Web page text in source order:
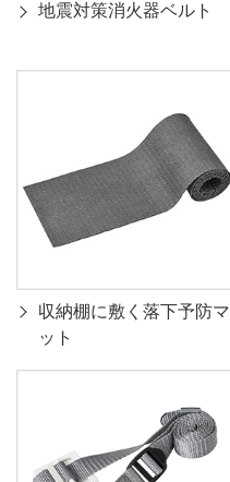
地震対策消火器ベルト
収納棚に敷く落下予防マ
ット